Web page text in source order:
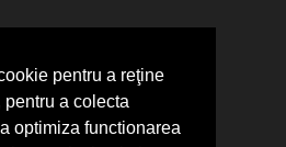
pentru a reţine
a colecta
optimiza functionarea